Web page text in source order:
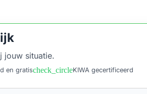
jouw situatie.
en gratischeck_circleKIWA gecertificeerd